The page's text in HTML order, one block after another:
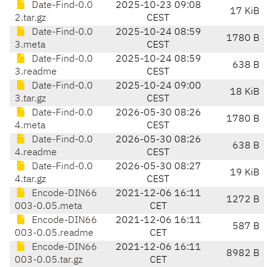
Date-Find-0.0
2.tar.gz
2025-10-23 09:08
CEST
17 KiB
Date-Find-0.0
3.meta
2025-10-24 08:59
CEST
1780 B
Date-Find-0.0
3.readme
2025-10-24 08:59
CEST
638 B
Date-Find-0.0
3.tar.gz
2025-10-24 09:00
CEST
18 KiB
Date-Find-0.0
4.meta
2026-05-30 08:26
CEST
1780 B
Date-Find-0.0
4.readme
2026-05-30 08:26
CEST
638 B
Date-Find-0.0
4.tar.gz
2026-05-30 08:27
CEST
19 KiB
Encode-DIN66
003-0.05.meta
2021-12-06 16:11
CET
1272 B
Encode-DIN66
003-0.05.readme
2021-12-06 16:11
CET
587 B
Encode-DIN66
003-0.05.tar.gz
2021-12-06 16:11
CET
8982 B